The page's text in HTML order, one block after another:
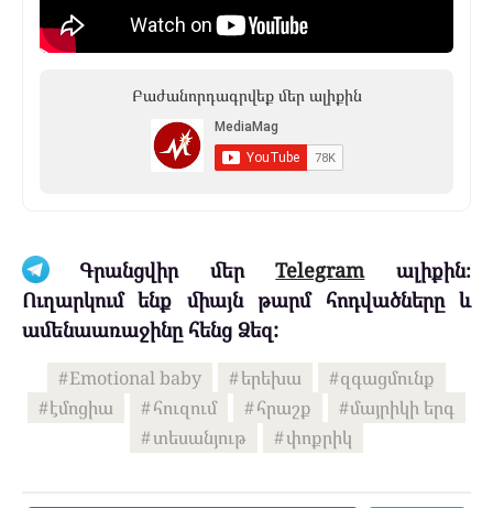
Բաժանորդագրվեք մեր ալիքին
Գրանցվիր մերTelegramալիքին։
Ուղարկում ենք միայն թարմ հոդվածները և
ամենաառաջինը հենց Ձեզ:
Emotional baby երեխա
զգացմունք
էմոցիա
հուզում հրաշք
մայրիկի երգ
տեսանյութ
փոքրիկ